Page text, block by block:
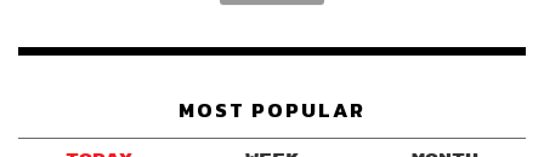
MOST POPULAR